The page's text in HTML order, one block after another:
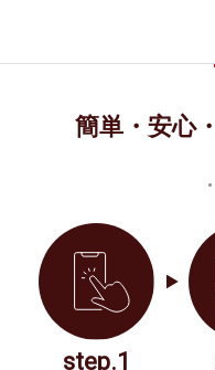
簡単・安心
step.1